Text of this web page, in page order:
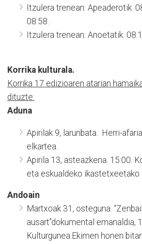
Itzulera trenean: Apeaderotik.
08:58.
Itzulera trenean: Anoetatik.
Korrika kulturala.
Korrika 17 edizioaren atarian
dituzte:
Aduna
Apirilak 9, larunbata. Herri-
elkartea.
Apirila 13, asteazkena. 15:00.
eta eskualdeko ikastetxeetako
Andoain
Martxoak 31, osteguna.
ausart”dokumental emanaldia,
Kulturgunea.Ekimen honen